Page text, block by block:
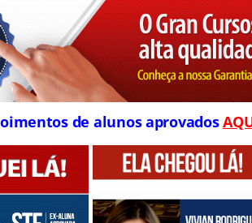
de alunos aprovados